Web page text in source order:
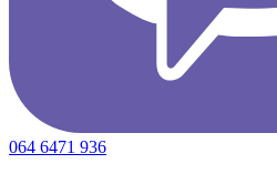
064 6471 936